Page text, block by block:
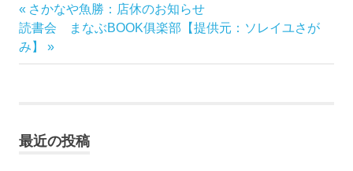
投
稿
ゲ
前
の
記
事:
さかなや魚勝：店休のお知らせ
次
の
記
読書会 まなぶBOOK俱楽部【提供元：ソレイユさが
み】
最近の投稿